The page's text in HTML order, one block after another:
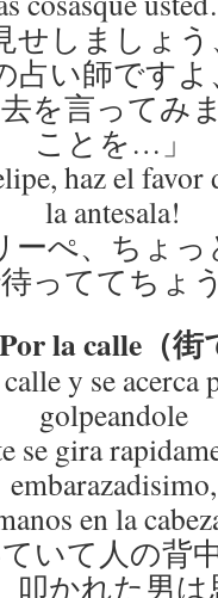
せしましょ
占い師ですよ
を言ってみ
ことを…」
haz el favor
la antesala!
ーぺ、ちょ
っててちょ
la calle（街
y se acerca
golpeandole
se gira
embarazadisimo,
en la
いて人の背
叩かれた男は